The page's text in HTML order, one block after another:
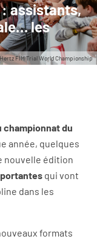
FIM Trial World Championship
: assistants,
les
championnat du
année, quelques
nouvelle édition
qui vont
dans les
formats